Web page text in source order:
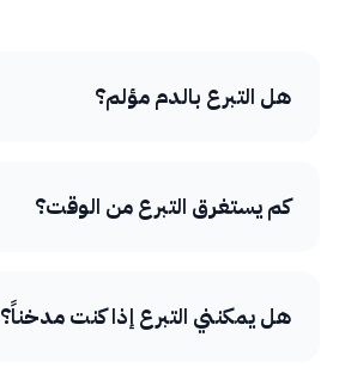
هل التبرع بالدم مؤلم؟
كم يستغرق التبرع من الوقت؟
هل يمكنني التبرع إذا كنت مدخناً؟